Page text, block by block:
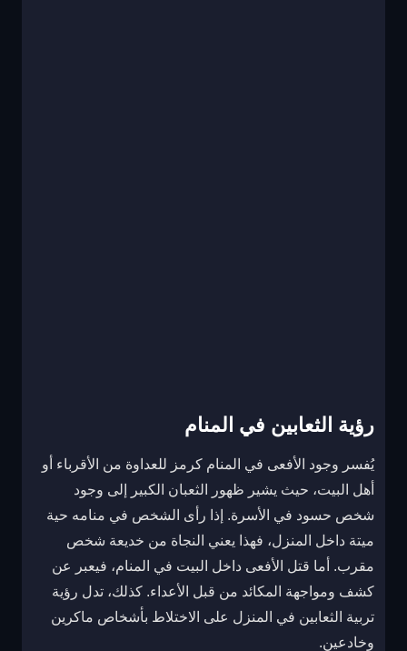
رؤية الثعابين في المنام
يُفسر وجود الأفعى في المنام كرمز للعداوة من الأقرباء أو
أهل البيت، حيث يشير ظهور الثعبان الكبير إلى وجود
شخص حسود في الأسرة. إذا رأى الشخص في منامه حية
ميتة داخل المنزل، فهذا يعني النجاة من خديعة شخص
مقرب. أما قتل الأفعى داخل البيت في المنام، فيعبر عن
كشف ومواجهة المكائد من قبل الأعداء. كذلك، تدل رؤية
تربية الثعابين في المنزل على الاختلاط بأشخاص ماكرين
وخادعين.